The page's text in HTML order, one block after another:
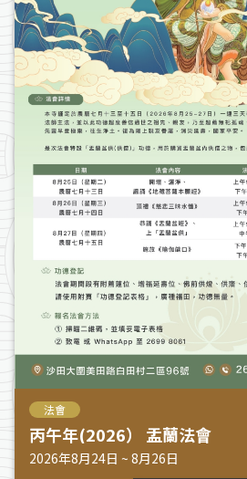
法會
丙午年(2026） 盂蘭法會
2026年8月24日 ~ 8月26日